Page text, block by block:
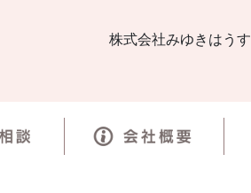
株式会社みゆきはうす